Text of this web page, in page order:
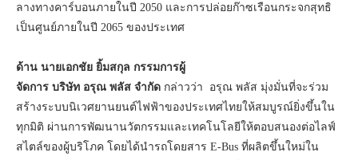
ลางทางคาร์บอนภายในปี 2050 และการปล่อยก๊าซเรือนกระจกสุทธิ
เป็นศูนย์ภายในปี 2065 ของประเทศ
ด้าน นายเอกชัย ยิ้มสกุล กรรมการผู้
จัดการ บริษัท อรุณ พลัส จำกัด กล่าวว่า อรุณ พลัส มุ่งมั่นที่จะร่วม
สร้างระบบนิเวศยานยนต์ไฟฟ้าของประเทศไทยให้สมบูรณ์ยิ่งขึ้นใน
ทุกมิติ ผ่านการพัฒนานวัตกรรมและเทคโนโลยีให้ตอบสนองต่อไลฟ์
สไตล์ของผู้บริโภค โดยได้นำรถโดยสาร E-Bus ที่ผลิตขึ้นใหม่ใน